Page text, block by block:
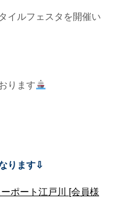
イルフェスタを開催い
ります
ります⇩
ポート江戸川 [会員様